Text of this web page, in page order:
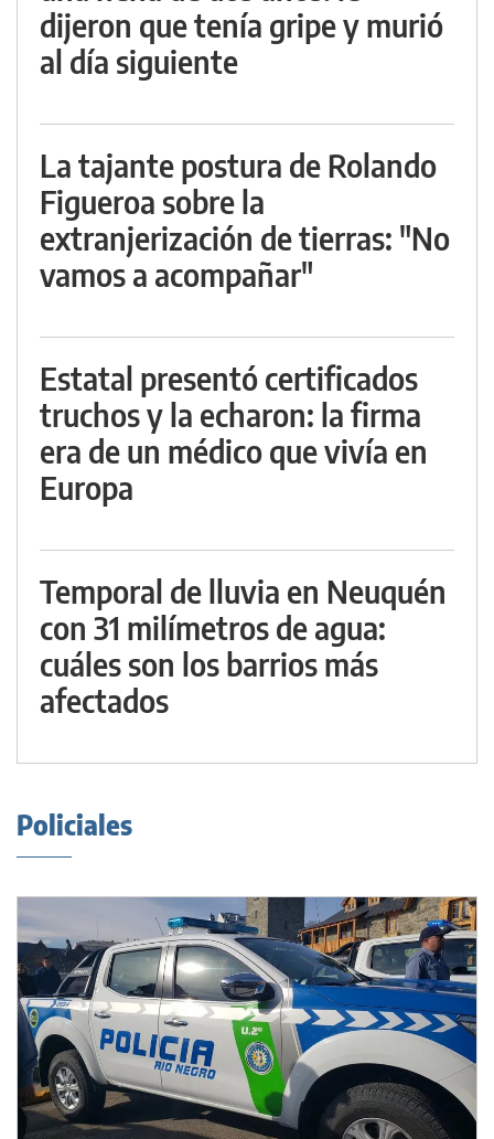
dijeron que tenía gripe y murió
al día siguiente
La tajante postura de Rolando
Figueroa sobre la
extranjerización de tierras: "No
vamos a acompañar"
Estatal presentó certificados
truchos y la echaron: la firma
era de un médico que vivía en
Europa
Temporal de lluvia en Neuquén
con 31 milímetros de agua:
cuáles son los barrios más
afectados
Policiales